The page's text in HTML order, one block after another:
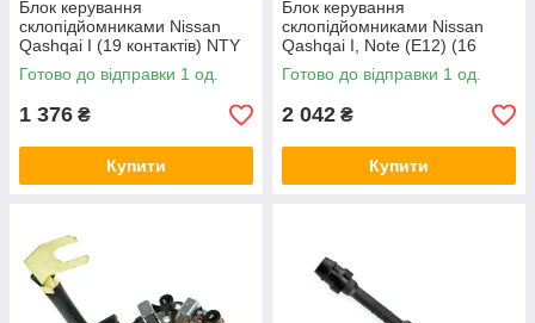
Блок керування
склопідйомниками Nissan
Qashqai I (19 контактів) NTY
Готово до відправки 1 од.
1 376 ₴
Купити
Блок керування
склопідйомниками Nissan
Qashqai I, Note (E12) (16
контактів) з підсвічуванням
кнопок NTY
Готово до відправки 1 од.
2 042 ₴
Купити